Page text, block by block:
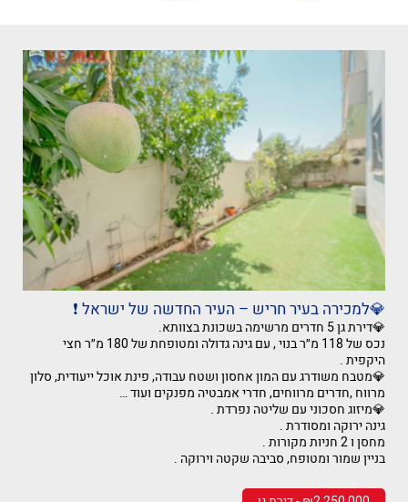
💎למכירה בעיר חריש – העיר החדשה של ישראל ❗️
💎דירת גן 5 חדרים מרשימה בשכונת בצוותא.
נכס של 118 מ״ר בנוי , עם גינה גדולה ומטופחת של 180 מ״ר חצי
היקפית .
💎מטבח משודרג עם המון אחסון ושטח עבודה, פינת אוכל ייעודית, סלון
מרווח ,חדרים מרווחים, חדרי אמבטיה מפנקים ועוד …
💎מיזוג חסכוני עם שליטה נפרדת .
גינה ירוקה ומסודרת .
מחסן ו 2 חניות מקורות .
בניין שמור ומטופח, סביבה שקטה וירוקה .